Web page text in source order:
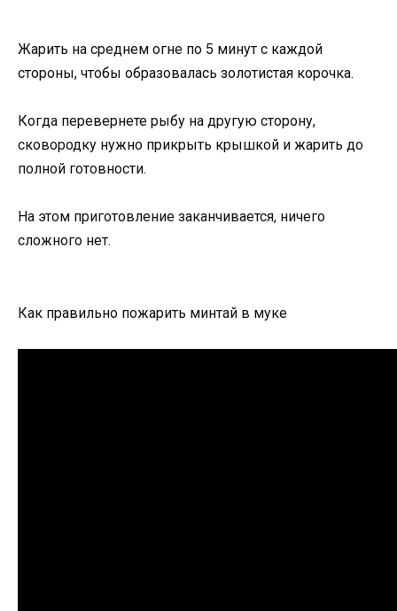
Жарить на среднем огне по 5 минут с каждой
стороны, чтобы образовалась золотистая корочка.
Когда перевернете рыбу на другую сторону,
сковородку нужно прикрыть крышкой и жарить до
полной готовности.
На этом приготовление заканчивается, ничего
сложного нет.
Как правильно пожарить минтай в муке